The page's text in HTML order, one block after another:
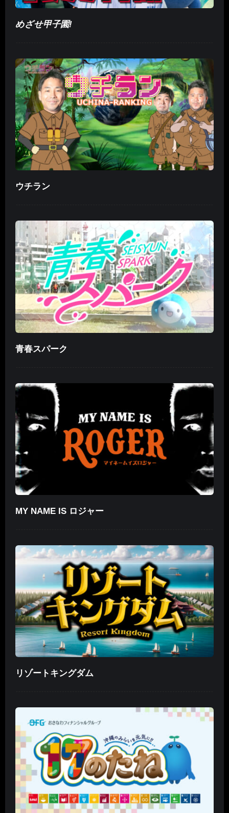
めざせ甲子園!
ウチラン
青春スパーク
MY NAME IS ロジャー
リゾートキングダム